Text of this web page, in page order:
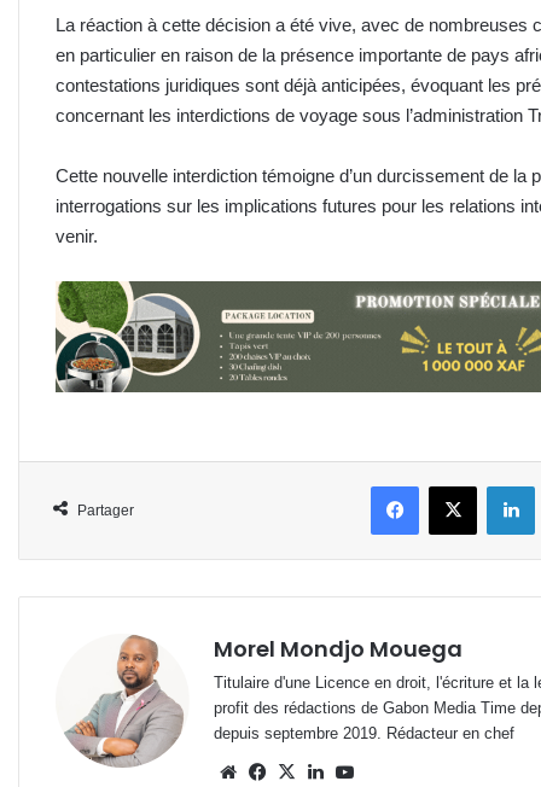
La réaction à cette décision a été vive, avec de nombreuses
en particulier en raison de la présence importante de pays
contestations juridiques sont déjà anticipées, évoquant les
concernant les interdictions de voyage sous l’administration
Cette nouvelle interdiction témoigne d’un durcissement de
interrogations sur les implications futures pour les relations
venir.
Partager
FacebookX
Morel Mondjo Mouega
Titulaire d'une Licence en droit, l'écriture et la
profit des rédactions de Gabon Media Time
depuis septembre 2019. Rédacteur en chef
WebsiteFacebook
X Linkedin